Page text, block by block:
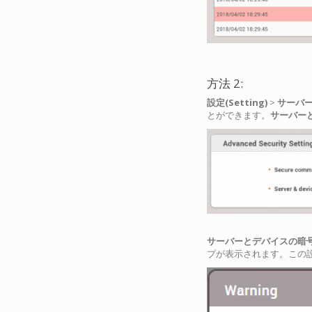
方法 2:
設定(Setting) > サーバ
とができます。 サーバ
サーバーとデバイスの
プが表示されます。この